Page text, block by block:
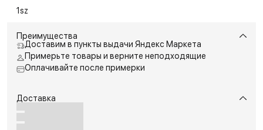
1sz
Преимущества
Доставим в пункты выдачи Яндекс Маркета
Примерьте товары и верните неподходящие
Оплачивайте после примерки
Доставка